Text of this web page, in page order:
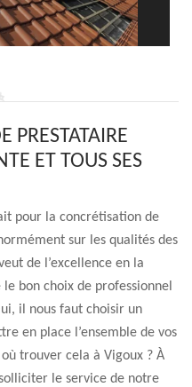
PRESTATAIRE
ET TOUS SES
pour la concrétisation de
sur les qualités des
de l’excellence en la
bon choix de professionnel
il nous faut choisir un
en place l’ensemble de vos
trouver cela à Vigoux ? À
le service de notre